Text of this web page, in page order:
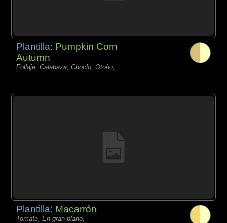
Plantilla: Pumpkin Corn
Autumn
Follaje, Calabaza, Choclo, Otoño,
Plantilla: Macarrón
Tomate, En gran plano,